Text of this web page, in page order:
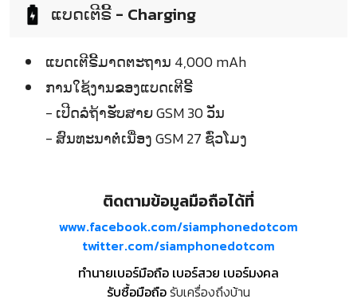
ແບດເຕີຣີ້ - Charging
ແບດເຕີຣີ້ມາດຕະຖານ 4,000 mAh
ການໃຊ້ງານຂອງແບດເຕີຣີ້
- ເປີດລໍຖ້າຮັບສາຍ GSM 30 ວັນ
- ສົນທະນາຕໍ່ເນື່ອງ GSM 27 ຊົ່ວໂມງ
ติดตามข้อมูลมือถือได้ที่
www.facebook.com/siamphonedotcom
twitter.com/siamphonedotcom
ทำนายเบอร์มือถือ เบอร์สวย เบอร์มงคล
รับซื้อมือถือรับเครื่องถึงบ้าน